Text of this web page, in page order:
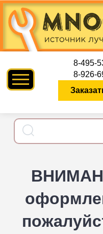
8-495-
8-926-